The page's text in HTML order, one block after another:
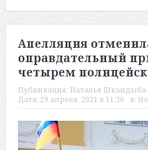
Апелляция
оправдательный
четырем
Публикация: Наталья Шкандыба
Дата: 29 апреля, 2021 в 11:36 в: